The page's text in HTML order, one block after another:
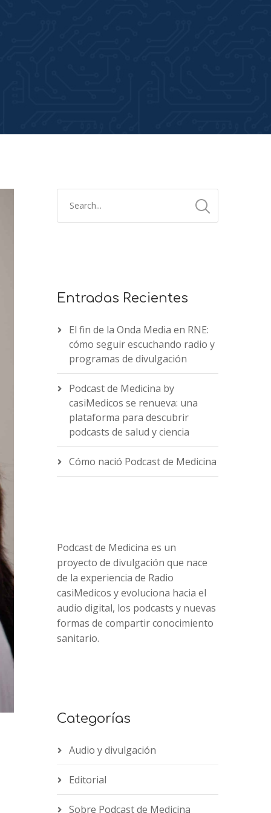
Entradas Recientes
El fin de la Onda Media en RNE:
cómo seguir escuchando radio y
programas de divulgación
Podcast de Medicina by
casiMedicos se renueva: una
plataforma para descubrir
podcasts de salud y ciencia
Cómo nació Podcast de Medicina
Podcast de Medicina es un
proyecto de divulgación que nace
de la experiencia de Radio
casiMedicos y evoluciona hacia el
audio digital, los podcasts y nuevas
formas de compartir conocimiento
sanitario.
Categorías
Audio y divulgación
Editorial
Sobre Podcast de Medicina